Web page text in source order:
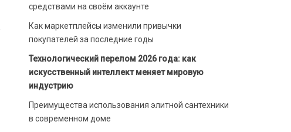
средствами на своём аккаунте
Как маркетплейсы изменили привычки
покупателей за последние годы
Технологический перелом 2026 года: как
искусственный интеллект меняет мировую
индустрию
Преимущества использования элитной сантехники
в современном доме